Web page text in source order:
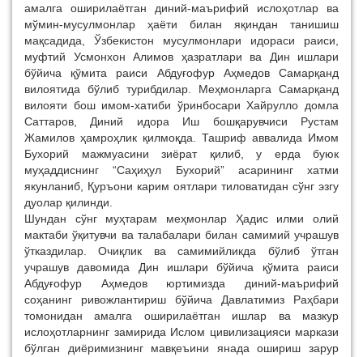
амалга оширилаётган диний-маърифий ислоҳотлар ва
мўмин-мусулмонлар ҳаёти билан яқиндан танишиш
мақсадида, Ўзбекистон мусулмонлари идораси раиси,
муфтий Усмонхон Алимов ҳазратлари ва Дин ишлари
бўйича қўмита раиси Абдуғофур Аҳмедов Самарқанд
вилоятида бўлиб турибдилар. Меҳмонларга Самарқанд
вилояти бош имом-хатиби ўринбосари Хайрулло домла
Саттаров, Диний идора Иш бошқарувчиси Рустам
Жамилов ҳамроҳлик қилмоқда. Ташриф аввалида Имом
Бухорий мажмуасини зиёрат қилиб, у ерда буюк
муҳаддиснинг “Саҳиҳул Бухорий” асарининг хатми
якунланиб, Қуръони карим оятлари тиловатидан сўнг эзгу
дуолар қилинди.
Шундан сўнг муҳтарам меҳмонлар Ҳадис илми олий
мактаби ўқитувчи ва талабалари билан самимий учрашув
ўтказдилар. Очиқлик ва самимийликда бўлиб ўтган
учрашув давомида Дин ишлари бўйича қўмита раиси
Абдуғофур Аҳмедов юртимизда диний-маърифий
соҳанинг ривожлантириш бўйича Давлатимиз Раҳбари
томонидан амалга оширилаётган ишлар ва мазкур
ислоҳотларнинг замирида Ислом цивилизацияси маркази
бўлган диёримизнинг мавқеъини янада ошириш зарур